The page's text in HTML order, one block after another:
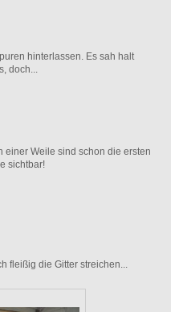
hinterlassen. Es sah halt
doch...
einer Weile sind schon die ersten
sichtbar!
fleißig die Gitter streichen...